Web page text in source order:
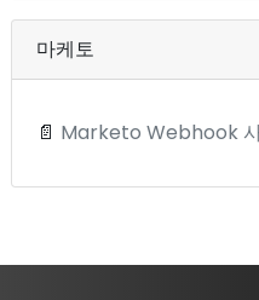
마케토
📄 Marketo Webhook